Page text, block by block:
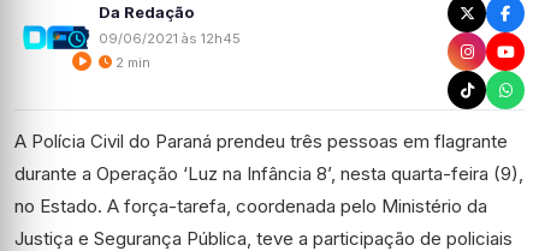
Da Redação
09/06/2021 às 12h45
2 min
A Polícia Civil do Paraná prendeu três pessoas em flagrante
durante a Operação ‘Luz na Infância 8’, nesta quarta-feira (9),
no Estado. A força-tarefa, coordenada pelo Ministério da
Justiça e Segurança Pública, teve a participação de policiais